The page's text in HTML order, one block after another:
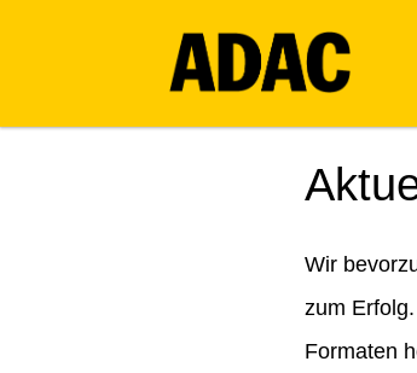
Wir
zum
Formaten